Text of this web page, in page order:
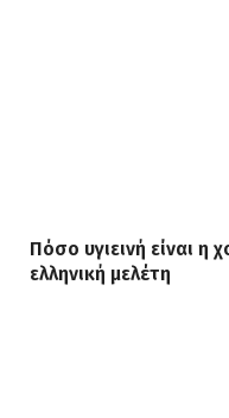
Πόσο υγιεινή είναι η
ελληνική μελέτη